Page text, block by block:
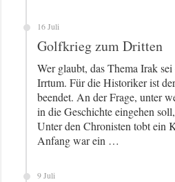
16 Juli
Golfkrieg zum Dritten
Wer glaubt, das Thema Irak
Irrtum. Für die Historiker ist
beendet. An der Frage, unter
in die Geschichte eingehen
Unter den Chronisten tobt ein
Anfang war ein …
9 Juli